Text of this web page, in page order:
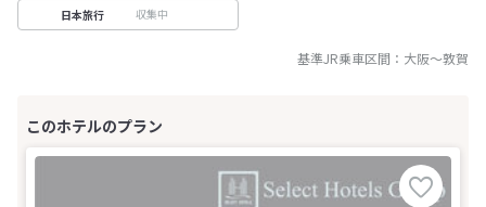
日本旅行 収集中
基準JR乗車区間： 大阪～敦賀